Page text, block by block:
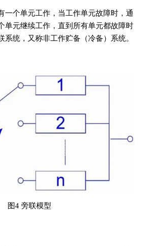
一个单元工作，当工作单元故障时，通
单元继续工作，直到所有单元都故障时
系统，又称非工作贮备（冷备）系统。
图4 旁联模型